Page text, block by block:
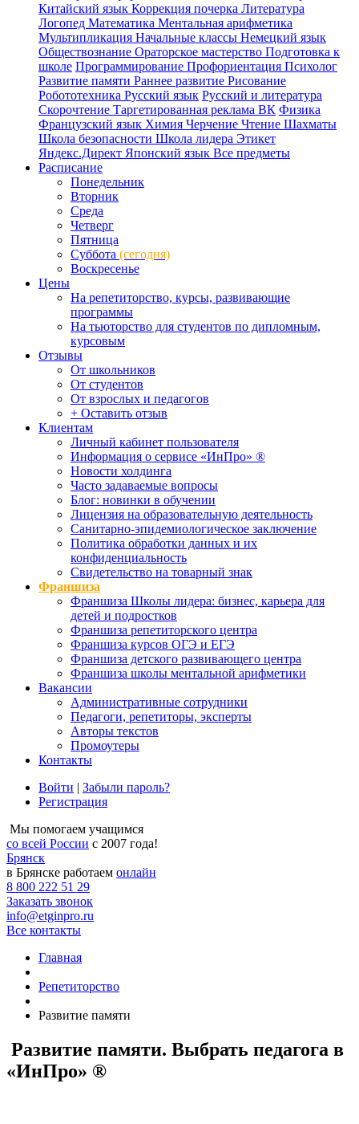
Китайский язык Коррекция почерка Литература
Логопед Математика Ментальная арифметика
Мультипликация Начальные классы Немецкий язык
Обществознание Ораторское мастерство Подготовка к
школе Программирование Профориентация Психолог
Развитие памяти Раннее развитие Рисование
Робототехника Русский язык Русский и литература
Скорочтение Таргетированная реклама ВК Физика
Французский язык Химия Черчение Чтение Шахматы
Школа безопасности Школа лидера Этикет
Яндекс.Директ Японский язык Все предметы
Расписание
Понедельник
Вторник
Среда
Четверг
Пятница
Суббота (сегодня)
Воскресенье
Цены
На репетиторство, курсы, развивающие
программы
На тьюторство для студентов по дипломным,
курсовым
Отзывы
От школьников
От студентов
От взрослых и педагогов
+ Оставить отзыв
Клиентам
Личный кабинет пользователя
Информация о сервисе «ИнПро» ®
Новости холдинга
Часто задаваемые вопросы
Блог: новинки в обучении
Лицензия на образовательную деятельность
Санитарно-эпидемиологическое заключение
Политика обработки данных и их
конфиденциальность
Свидетельство на товарный знак
Франшиза
Франшиза Школы лидера: бизнес, карьера для
детей и подростков
Франшиза репетиторского центра
Франшиза курсов ОГЭ и ЕГЭ
Франшиза детского развивающего центра
Франшиза школы ментальной арифметики
Вакансии
Административные сотрудники
Педагоги, репетиторы, эксперты
Авторы текстов
Промоутеры
Контакты
Войти | Забыли пароль?
Регистрация
Мы помогаем учащимся
со всей России с 2007 года!
Брянск
в Брянске работаем онлайн
8 800 222 51 29
Заказать звонок
info@etginpro.ru
Все контакты
Главная
Репетиторство
Развитие памяти
Развитие памяти. Выбрать педагога в
«ИнПро» ®